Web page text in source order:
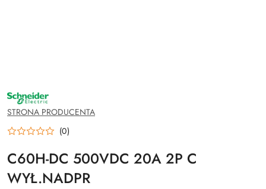
NAZWA
PRODUCENTA:
SCHNEIDER
ELECTRIC
STRONA PRODUCENTA
(0)
C60H-DC 500VDC 20A 2P C
WYŁ.NADPR